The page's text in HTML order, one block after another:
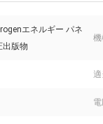
エネルギー パネ
出版物
機